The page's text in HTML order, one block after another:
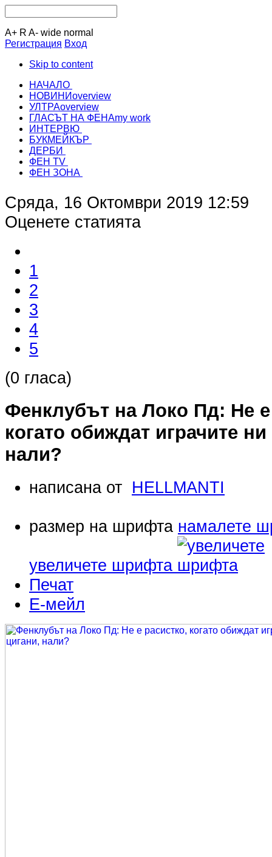
A+ R A- wide normal
Регистрация Вход
Skip to content
НАЧАЛО
НОВИНИoverview
УЛТРАoverview
ГЛАСЪТ НА ФЕНАmy work
ИНТЕРВЮ
БУКМЕЙКЪР
ДЕРБИ
ФЕН TV
ФЕН ЗОНА
Сряда, 16 Октомври 2019 12:59
Оценете статията
1
2
3
4
5
(0 гласа)
Фенклубът на Локо Пд: Не е
когато обиждат играчите
нали?
написана от HELLMANTI
размер на шрифта намалете
увеличете шрифта
Печат
Е-мейл